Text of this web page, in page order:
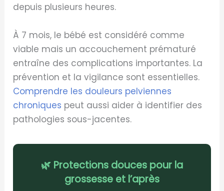
depuis plusieurs heures.
À 7 mois, le bébé est considéré comme
viable mais un accouchement prématuré
entraîne des complications importantes. La
prévention et la vigilance sont essentielles.
Comprendre les douleurs pelviennes
chroniques peut aussi aider à identifier des
pathologies sous-jacentes.
🌿 Protections douces pour la
grossesse et l’après